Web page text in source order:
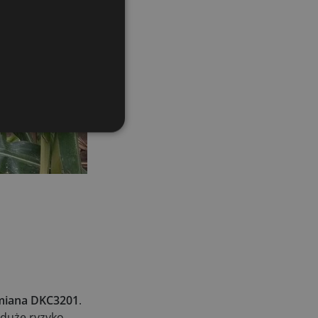
DKC3201.